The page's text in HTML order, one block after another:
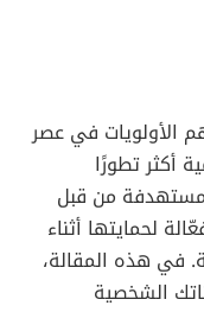
الأولويات في عصر
أكثر تطورًا
مستهدفة من قبل
لحمايتها أثناء
في هذه المقالة،
الشخصية